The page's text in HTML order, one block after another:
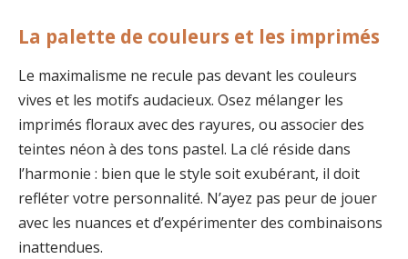
La palette de couleurs et les imprimés
Le maximalisme ne recule pas devant les couleurs
vives et les motifs audacieux. Osez mélanger les
imprimés floraux avec des rayures, ou associer des
teintes néon à des tons pastel. La clé réside dans
l’harmonie : bien que le style soit exubérant, il doit
refléter votre personnalité. N’ayez pas peur de jouer
avec les nuances et d’expérimenter des combinaisons
inattendues.